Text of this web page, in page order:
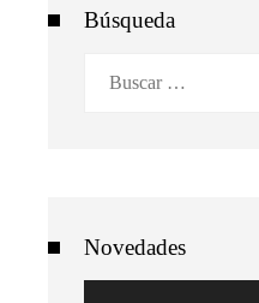
Búsqueda
Novedades